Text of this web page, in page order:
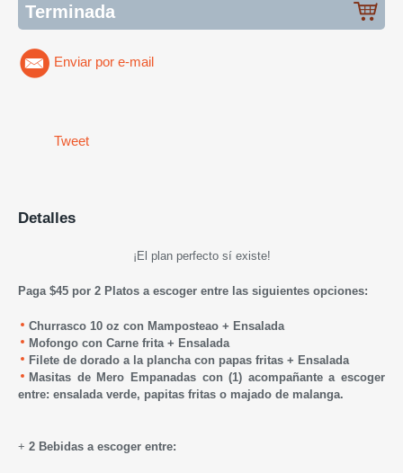
Terminada
Enviar por e-mail
Tweet
Detalles
¡El plan perfecto sí existe!
Paga $45 por 2 Platos a escoger entre las siguientes opciones:
Churrasco 10 oz con Mamposteao + Ensalada
Mofongo con Carne frita + Ensalada
Filete de dorado a la plancha con papas fritas + Ensalada
Masitas de Mero Empanadas con (1) acompañante a escoger
entre: ensalada verde, papitas fritas o majado de malanga.
+ 2 Bebidas a escoger entre: